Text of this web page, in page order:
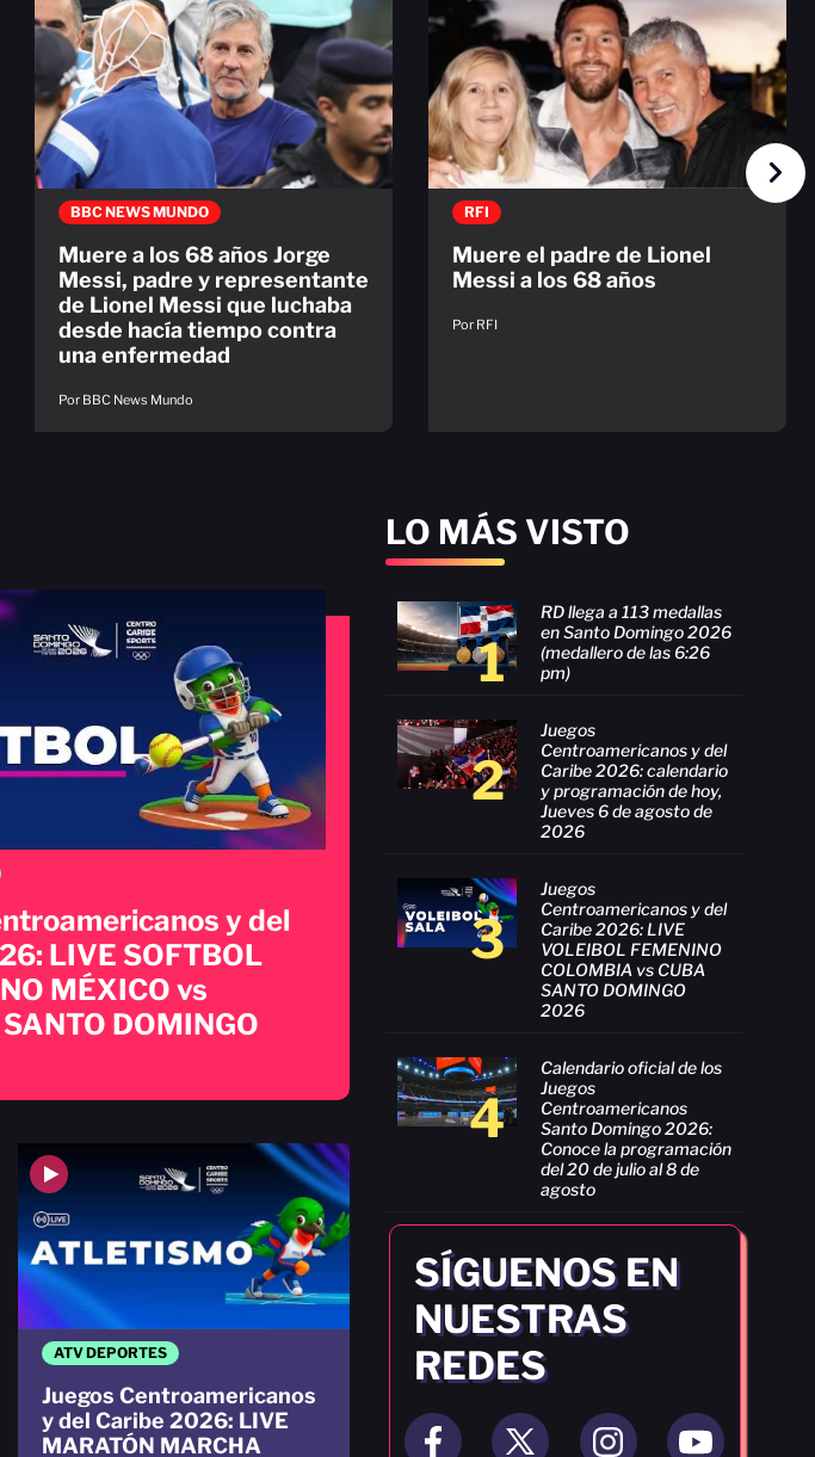
BBC NEWS MUNDO
Muere a los 68 años Jorge
Messi, padre y representante
de Lionel Messi que luchaba
desde hacía tiempo contra
una enfermedad
Por BBC News Mundo
RFI
Muere el padre de Lionel
Messi a los 68 años
Por RFI
LO MÁS VISTO
1
RD llega a 113 medallas
en Santo Domingo 2026
(medallero de las 6:26
pm)
2
Juegos
Centroamericanos y del
Caribe 2026: calendario
y programación de hoy,
Jueves 6 de agosto de
2026
3
Juegos
Centroamericanos y del
Caribe 2026: LIVE
VOLEIBOL FEMENINO
COLOMBIA vs CUBA
SANTO DOMINGO
2026
4
Calendario oficial de los
Juegos
Centroamericanos
Santo Domingo 2026:
Conoce la programación
del 20 de julio al 8 de
agosto
SÍGUENOS EN
NUESTRAS
REDES
y del
LIVE SOFTBOL
MÉXICO vs
DOMINGO
ATV DEPORTES
Juegos Centroamericanos
y del Caribe 2026: LIVE
MARATÓN MARCHA